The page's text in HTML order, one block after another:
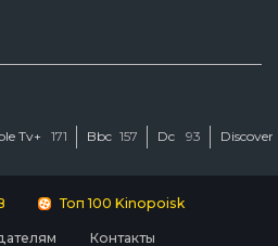
Tv+ 171 Bbc 157 Dc 93
Топ 100 Kinopoisk
Контакты